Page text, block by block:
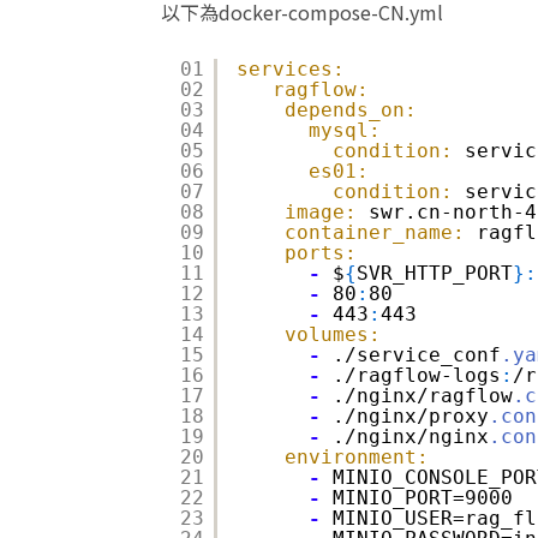
以下為docker-compose-CN.yml
01
02
03
04
05
06
07
08
09
10
11
12
13
14
15
16
17
18
19
20
21
22
23
services:
ragflow:
depends_on:
mysql:
condition:
es01:
condition:
image:
swr.cn-north-
container_name:
ports:
-
${SVR_HTTP_PORT} :
-
80 : 80
-
443 :443
volumes:
-
./service_conf
-
./ragflow-logs : /
-
./nginx/ragflow
-
./nginx/proxy
-
./nginx/nginx
environment:
-
-
MINIO_PORT=9000
-